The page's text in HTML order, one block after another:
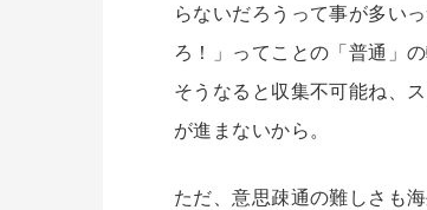
らないだろうって事が多い
ろ！」ってことの「普通」
そうなると収集不可能ね、
が進まないから。
ただ、意思疎通の難しさも